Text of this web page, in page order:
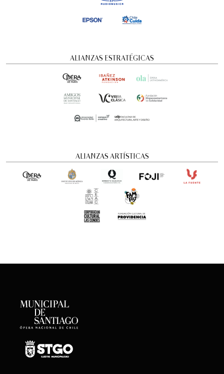
COLABORADORES - EXPERIENCIAS
ALIANZAS ESTRATÉGICAS
ALIANZAS ARTÍSTICAS